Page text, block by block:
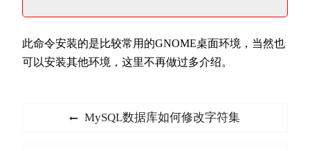
此命令安装的是比较常用的GNOME桌面环境，当然也
可以安装其他环境，这里不再做过多介绍。
Previous
MySQL数据库如何修改字符集